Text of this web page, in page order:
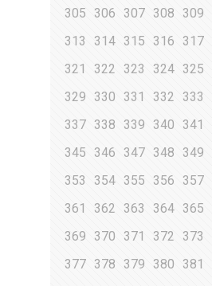
305
306 307 308 309
313
314 315 316 317
321
322 323 324 325
329
330 331 332 333
337 338 339 340 341
345
346 347 348 349
353
354 355 356 357
361
362 363 364 365
369
370 371 372 373
377 378 379 380 381